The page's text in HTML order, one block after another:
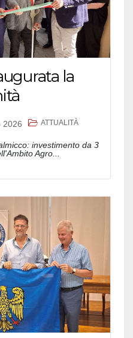
la
2026 ATTUALITÀ
investimento da 3
Agro...